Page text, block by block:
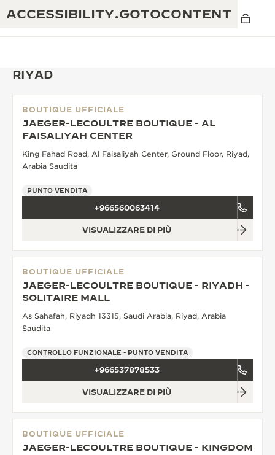
ACCESSIBILITY.GOTOCONTENT
GARANZIA JAEGER-LECOULTRE
GARANZIA DEI SEGNATEMPO
TIMEKEEPER”
THE STELLAR ODYSSEY
VEDERE TUTTI GLI EVENTI
ECCELLENZA: OLTRE 190 ANNI DI TRADIZIONE
CREATIVITÀ: OLTRE 430 BREVETTI
RIYAD
BOUTIQUE UFFICIALE
JAEGER-LECOULTRE BOUTIQUE - AL
FAISALIYAH CENTER
King Fahad Road, Al Faisaliyah Center, Ground Floor, Riyad,
Arabia Saudita
PUNTO VENDITA
+966560063414
VISUALIZZARE DI PIÙ
BOUTIQUE UFFICIALE
JAEGER-LECOULTRE BOUTIQUE - RIYADH -
SOLITAIRE MALL
As Sahafah, Riyadh 13315, Saudi Arabia, Riyad, Arabia
Saudita
CONTROLLO FUNZIONALE - PUNTO VENDITA
+966537878533
VISUALIZZARE DI PIÙ
BOUTIQUE UFFICIALE
JAEGER-LECOULTRE BOUTIQUE - KINGDOM